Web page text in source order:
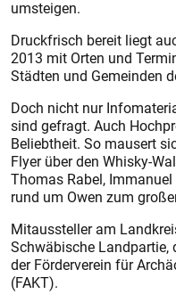
umsteigen.
Druckfrisch bereit liegt
2013 mit Orten und
Städten und Gemeinden
Doch nicht nur
sind gefragt. Auch
Beliebtheit. So mausert
Flyer über den Whisky-
Thomas Rabel,
rund um Owen zum
Mitaussteller am
Schwäbische Landpartie,
der Förderverein für
(FAKT).